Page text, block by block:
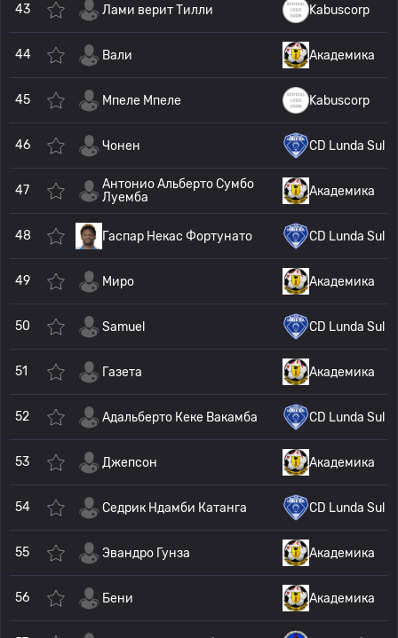
43 Лами верит Тилли Kabuscorp
44 Вали Академика
45 Мпеле Мпеле Kabuscorp
46 Чонен CD Lunda Sul
47
Антонио Альберто Сумбо
Луемба
Академика
48 Гаспар Некас Фортунато CD Lunda Sul
49 Миро Академика
50 Samuel CD Lunda Sul
51 Газета Академика
52 Адальберто Кеке Вакамба CD Lunda Sul
53 Джепсон Академика
54 Седрик Ндамби Катанга CD Lunda Sul
55 Эвандро Гунза Академика
56 Бени Академика